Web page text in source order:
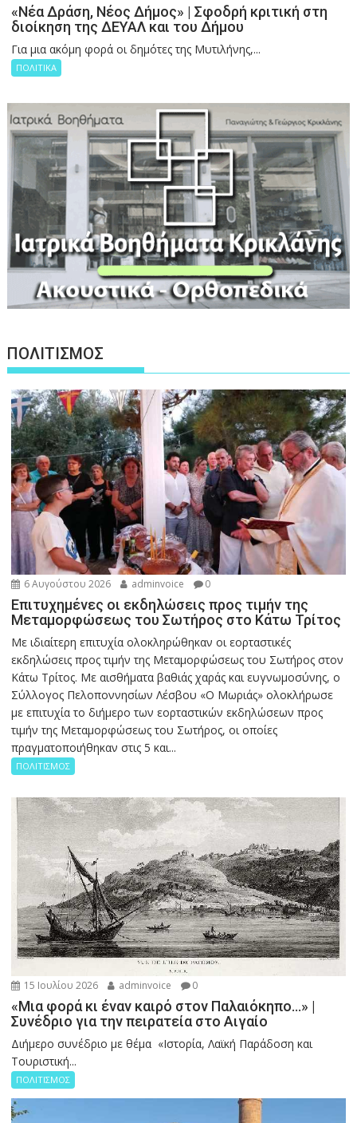
«Νέα Δράση, Νέος Δήμος» | Σφοδρή κριτική στη
διοίκηση της ΔΕΥΑΛ και του Δήμου
Για μια ακόμη φορά οι δημότες της Μυτιλήνης,...
ΠΟΛΙΤΙΚΑ
ΠΟΛΙΤΙΣΜΟΣ
6 Αυγούστου 2026 adminvoice 0
Επιτυχημένες οι εκδηλώσεις προς τιμήν της
Μεταμορφώσεως του Σωτήρος στο Κάτω Τρίτος
Με ιδιαίτερη επιτυχία ολοκληρώθηκαν οι εορταστικές
εκδηλώσεις προς τιμήν της Μεταμορφώσεως του Σωτήρος στον
Κάτω Τρίτος. Με αισθήματα βαθιάς χαράς και ευγνωμοσύνης, ο
Σύλλογος Πελοποννησίων Λέσβου «Ο Μωριάς» ολοκλήρωσε
με επιτυχία το διήμερο των εορταστικών εκδηλώσεων προς
τιμήν της Μεταμορφώσεως του Σωτήρος, οι οποίες
πραγματοποιήθηκαν στις 5 και...
ΠΟΛΙΤΙΣΜΟΣ
15 Ιουλίου 2026 adminvoice 0
«Μια φορά κι έναν καιρό στον Παλαιόκηπο…» |
Συνέδριο για την πειρατεία στο Αιγαίο
Διήμερο συνέδριο με θέμα «Ιστορία, Λαϊκή Παράδοση και
Τουριστική...
ΠΟΛΙΤΙΣΜΟΣ